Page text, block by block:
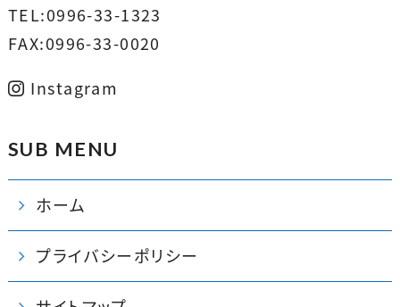
TEL:0996-33-1323
FAX:0996-33-0020
Instagram
SUB MENU
ホーム
プライバシーポリシー